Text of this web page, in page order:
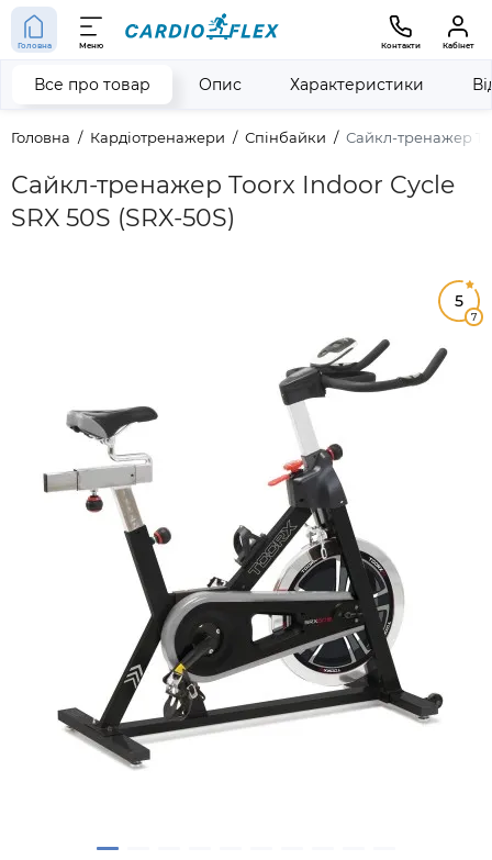
Головна Меню Контакти Кабінет
Головна Кардіотренажери Спінбайки Сайкл-тренажер
Сайкл-тренажер Toorx Indoor Cycle
SRX 50S (SRX-50S)
Все про товар Опис Характеристики
5
7